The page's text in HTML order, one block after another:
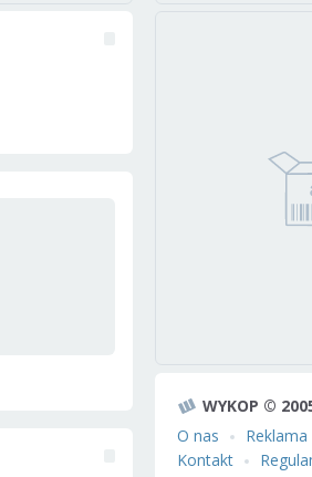
WYKOP ©
O nas
Reklama
Kontakt